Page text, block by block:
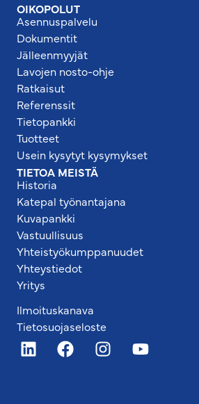
OIKOPOLUT
Asennuspalvelu
Dokumentit
Jälleenmyyjät
Lavojen nosto-ohje
Ratkaisut
Referenssit
Tietopankki
Tuotteet
Usein kysytyt kysymykset
TIETOA MEISTÄ
Historia
Katepal työnantajana
Kuvapankki
Vastuullisuus
Yhteistyökumppanuudet
Yhteystiedot
Yritys
Ilmoituskanava
Tietosuojaseloste